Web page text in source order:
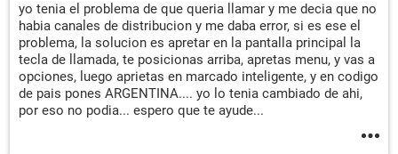
yo tenia el problema de que queria llamar y me decia que no
habia canales de distribucion y me daba error, si es ese el
problema, la solucion es apretar en la pantalla principal la
tecla de llamada, te posicionas arriba, apretas menu, y vas a
opciones, luego aprietas en marcado inteligente, y en codigo
de pais pones ARGENTINA.... yo lo tenia cambiado de ahi,
por eso no podia... espero que te ayude...